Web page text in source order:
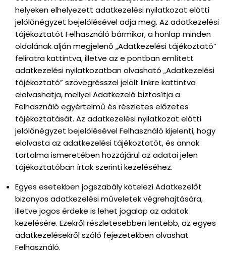
helyeken elhelyezett adatkezelési nyilatkozat előtti
jelölőnégyzet bejelölésével adja meg. Az adatkezelési
tájékoztatót Felhasználó bármikor, a honlap minden
oldalának alján megjelenő „Adatkezelési tájékoztató”
feliratra kattintva, illetve az e pontban említett
adatkezelési nyilatkozatban olvasható „Adatkezelési
tájékoztató” szövegrésszel jelölt linkre kattintva
elolvashatja, mellyel Adatkezelő biztosítja a
Felhasználó egyértelmű és részletes előzetes
tájékoztatását. Az adatkezelési nyilatkozat előtti
jelölőnégyzet bejelölésével Felhasználó kijelenti, hogy
elolvasta az adatkezelési tájékoztatót, és annak
tartalma ismeretében hozzájárul az adatai jelen
tájékoztatóban írtak szerinti kezeléséhez.
Egyes esetekben jogszabály kötelezi Adatkezelőt
bizonyos adatkezelési műveletek végrehajtására,
illetve jogos érdeke is lehet jogalap az adatok
kezelésére. Ezekről részletesebben lentebb, az egyes
adatkezelésekről szóló fejezetekben olvashat
Felhasználó.